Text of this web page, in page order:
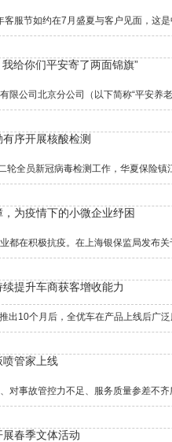
服节如约在7月盛夏与客户见面，这
给你们平安寄了两面锦旗”
限公司北京分公司（以下简称“平安养
序开展核酸检测
轮全员新冠病毒检测工作，华夏保险
为疫情下的小微企业纾困
在积极抗疫。在上海银保监局发布关
提升车商获客增收能力
出10个月后，全优车在产品上线后广
喷管家上线
对事故管控力不足、服务质量参差不
春季文体活动